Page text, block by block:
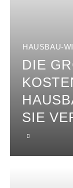
HAUSBAU-
DIE
IE